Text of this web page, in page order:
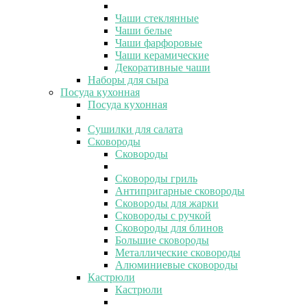
Чаши стеклянные
Чаши белые
Чаши фарфоровые
Чаши керамические
Декоративные чаши
Наборы для сыра
Посуда кухонная
Посуда кухонная
Сушилки для салата
Сковороды
Сковороды
Сковороды гриль
Антипригарные сковороды
Сковороды для жарки
Сковороды с ручкой
Сковороды для блинов
Большие сковороды
Металлические сковороды
Алюминиевые сковороды
Кастрюли
Кастрюли